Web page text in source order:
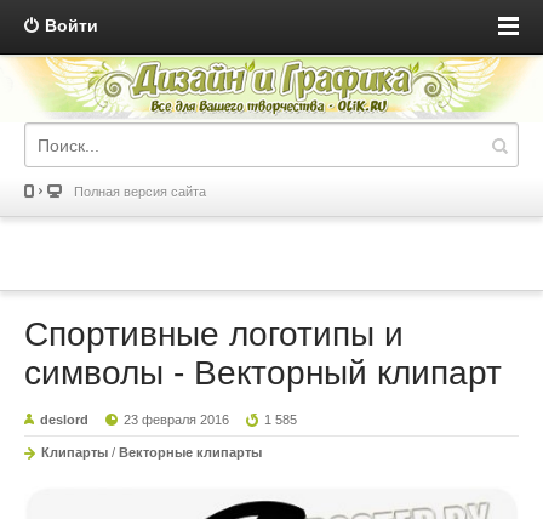
Войти
Полная версия сайта
Спортивные логотипы и
символы - Векторный клипарт
deslord 23 февраля 2016 1 585
Клипарты / Векторные клипарты